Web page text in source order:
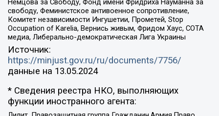
Немцова за Свободу, Фонд имени Фридриха Науманна за
свободу, Феминистское антивоенное сопротивление,
Комитет независимости Ингушетии, Прометей, Stop
Occupation of Karelia, Вернись живым, Фридом Хаус, СОТА
медиа, Либерально-демократическая Лига Украины
Источник:
https://minjust.gov.ru/ru/documents/7756/
данные на 13.05.2024
* Сведения реестра НКО, выполняющих
функции иностранного агента: